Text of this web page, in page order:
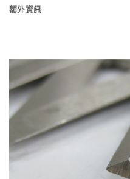
額外資訊